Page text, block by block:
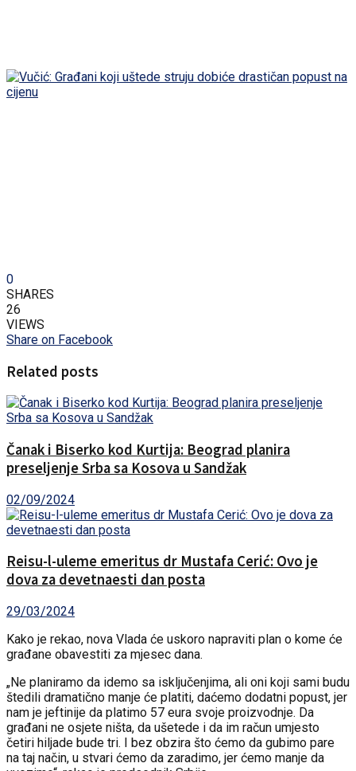
0
SHARES
26
VIEWS
Share on Facebook
Related posts
Čanak i Biserko kod Kurtija: Beograd planira
preseljenje Srba sa Kosova u Sandžak
02/09/2024
Reisu-l-uleme emeritus dr Mustafa Cerić: Ovo je
dova za devetnaesti dan posta
29/03/2024
Kako je rekao, nova Vlada će uskoro napraviti plan o kome će
građane obavestiti za mjesec dana.
„Ne planiramo da idemo sa isključenjima, ali oni koji sami budu
štedili dramatično manje će platiti, daćemo dodatni popust, jer
nam je jeftinije da platimo 57 eura svoje proizvodnje. Da
građani ne osjete ništa, da ušetede i da im račun umjesto
četiri hiljade bude tri. I bez obzira što ćemo da gubimo pare
na taj način, u stvari ćemo da zaradimo, jer ćemo manje da